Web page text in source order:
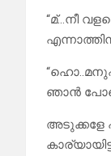
“മ്…നീ
ഞാൻ
അടുക്കളേ